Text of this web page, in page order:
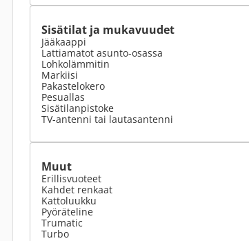
Sisätilat ja mukavuudet
Jääkaappi
Lattiamatot asunto-osassa
Lohkolämmitin
Markiisi
Pakastelokero
Pesuallas
Sisätilanpistoke
TV-antenni tai lautasantenni
Muut
Erillisvuoteet
Kahdet renkaat
Kattoluukku
Pyöräteline
Trumatic
Turbo